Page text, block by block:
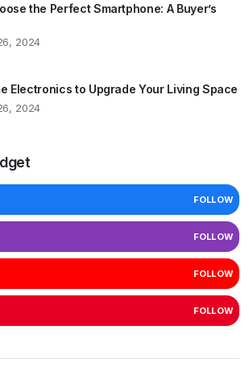
the Perfect Smartphone: A Buyer’s
2024
Electronics to Upgrade Your Living Space
2024
FOLLOW
FOLLOW
FOLLOW
FOLLOW